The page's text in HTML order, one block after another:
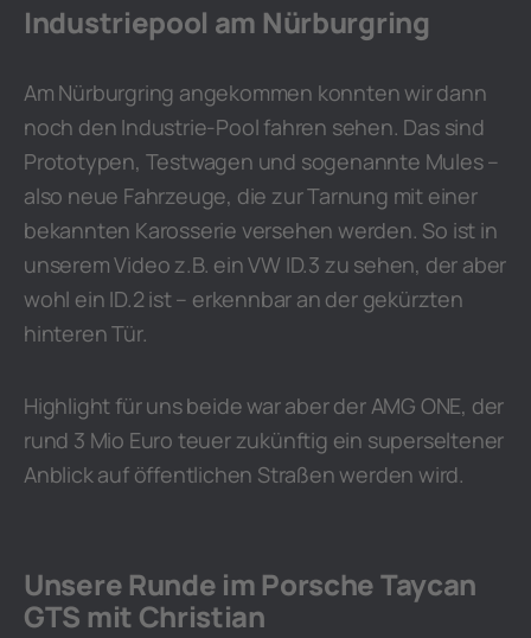
Industriepool am Nürburgring
Am Nürburgring angekommen konnten wir dann
noch den Industrie-Pool fahren sehen. Das sind
Prototypen, Testwagen und sogenannte Mules –
also neue Fahrzeuge, die zur Tarnung mit einer
bekannten Karosserie versehen werden. So ist in
unserem Video z.B. ein VW ID.3 zu sehen, der aber
wohl ein ID.2 ist – erkennbar an der gekürzten
hinteren Tür.
Highlight für uns beide war aber der AMG ONE, der
rund 3 Mio Euro teuer zukünftig ein superseltener
Anblick auf öffentlichen Straßen werden wird.
Unsere Runde im Porsche Taycan
GTS mit Christian